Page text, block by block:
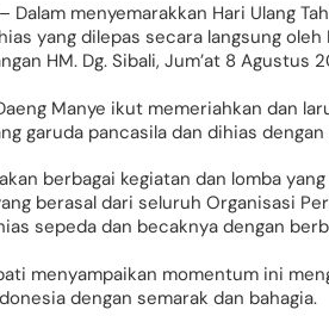
– Dalam menyemarakkan Hari Ulang
yang dilepas secara langsung oleh
HM. Dg. Sibali, Jum’at 8 Agustus
Manye ikut memeriahkan dan
garuda pancasila dan dihias
berbagai kegiatan dan lomba
berasal dari seluruh Organisasi
sepeda dan becaknya dengan
menyampaikan momentum ini
dengan semarak dan bahagia.